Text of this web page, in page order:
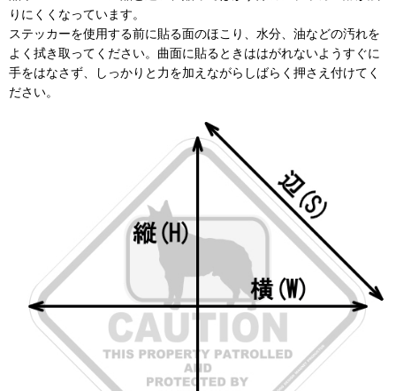
りにくくなっています。
ステッカーを使用する前に貼る面のほこり、水分、油などの汚れを
よく拭き取ってください。曲面に貼るときははがれないようすぐに
手をはなさず、しっかりと力を加えながらしばらく押さえ付けてく
ださい。